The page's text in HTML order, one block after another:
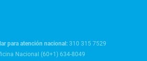
para atención nacional:310 315 7529
Nacional (60+1) 634-8049